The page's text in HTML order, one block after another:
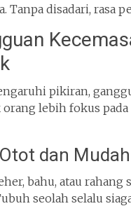
Tanpa disadari, rasa
pikiran,
orang lebih fokus
dan
bahu, atau
seolah selalu